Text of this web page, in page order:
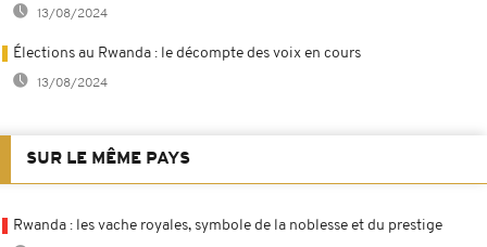
13/08/2024
Élections au Rwanda : le décompte des voix en cours
13/08/2024
SUR LE MÊME PAYS
Rwanda : les vache royales, symbole de la noblesse et du prestige